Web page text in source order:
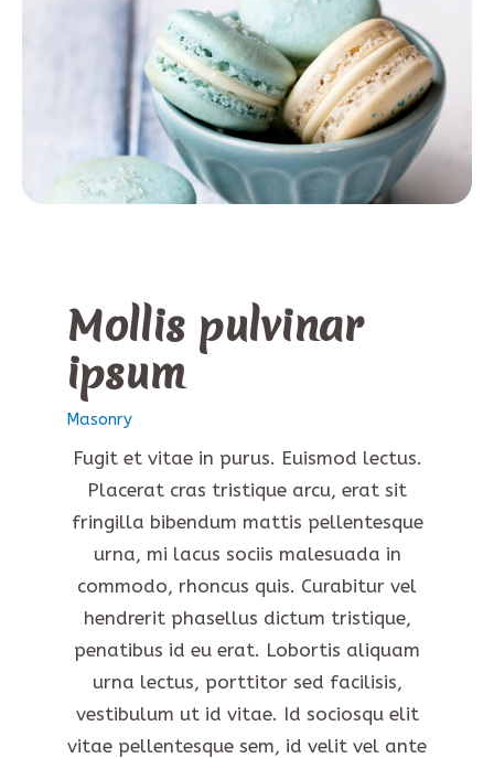
Mollis pulvinar
ipsum
Masonry
Fugit et vitae in purus. Euismod lectus.
Placerat cras tristique arcu, erat sit
fringilla bibendum mattis pellentesque
urna, mi lacus sociis malesuada in
commodo, rhoncus quis. Curabitur vel
hendrerit phasellus dictum tristique,
penatibus id eu erat. Lobortis aliquam
urna lectus, porttitor sed facilisis,
vestibulum ut id vitae. Id sociosqu elit
vitae pellentesque sem, id velit vel ante